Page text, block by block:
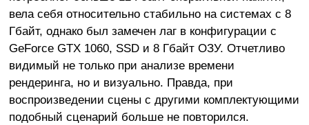
вела себя относительно стабильно на системах с 8
Гбайт, однако был замечен лаг в конфигурации с
GeForce GTX 1060, SSD и 8 Гбайт ОЗУ. Отчетливо
видимый не только при анализе времени
рендеринга, но и визуально. Правда, при
воспроизведении сцены с другими комплектующими
подобный сценарий больше не повторился.